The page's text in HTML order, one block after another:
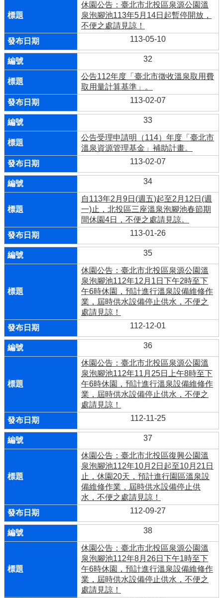
休園公告：臺北市北投區泉源公園溫
泉泡腳池113年5月14日起暫停開放，
不便之處請見諒！
113-05-10
32
公告112年度「臺北市徵收溫泉取用費
取用量計算基準」。
113-02-07
33
公告受理申請明（114）年度「臺北市
溫泉資源管理基金」補助計畫。
113-02-07
34
自113年2月9日(週五)起至2月12日(週
一)止，北投區三座溫泉泡腳池春節期
間休園4日，不便之處請見諒。
113-01-26
35
休園公告：臺北市北投區泉源公園溫
泉泡腳池112年12月1日下午2時至下
午6時休園，預計進行溫泉設備維修作
業，屆時供水設備停止供水，不便之
處請見諒！
112-12-01
36
休園公告：臺北市北投區泉源公園溫
泉泡腳池112年11月25日上午8時至下
午6時休園，預計進行溫泉設備維修作
業，屆時供水設備停止供水，不便之
處請見諒！
112-11-25
37
休園公告：臺北市北投區復興公園溫
泉泡腳池112年10月2日起至10月21日
止，休園20天，預計進行園區溫泉設
備維修作業，屆時供水設備停止供
水，不便之處請見諒！
112-09-27
38
休園公告：臺北市北投區泉源公園溫
泉泡腳池112年8月26日下午1時至下
午6時休園，預計進行溫泉設備維修作
業，屆時供水設備停止供水，不便之
處請見諒！